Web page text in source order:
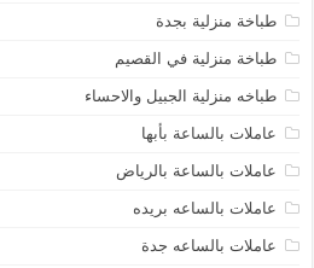
طباخة منزلية بجدة
طباخة منزلية في القصيم
طباخه منزلية الجبيل والاحساء
عاملات بالساعة بأبها
عاملات بالساعة بالرياض
عاملات بالساعه بريده
عاملات بالساعه جدة